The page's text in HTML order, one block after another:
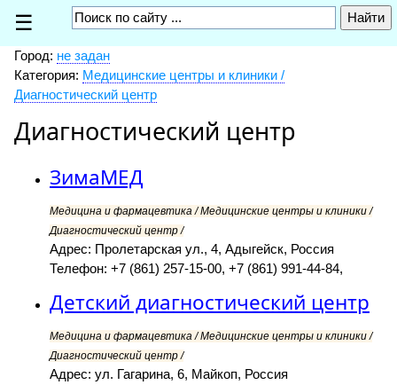
☰
Город: не задан
Категория: Медицинские центры и клиники /
Диагностический центр
Диагностический центр
ЗимаМЕД
Медицина и фармацевтика / Медицинские центры и клиники /
Диагностический центр /
Адрес: Пролетарская ул., 4, Адыгейск, Россия
Телефон: +7 (861) 257-15-00, +7 (861) 991-44-84,
Детский диагностический центр
Медицина и фармацевтика / Медицинские центры и клиники /
Диагностический центр /
Адрес: ул. Гагарина, 6, Майкоп, Россия